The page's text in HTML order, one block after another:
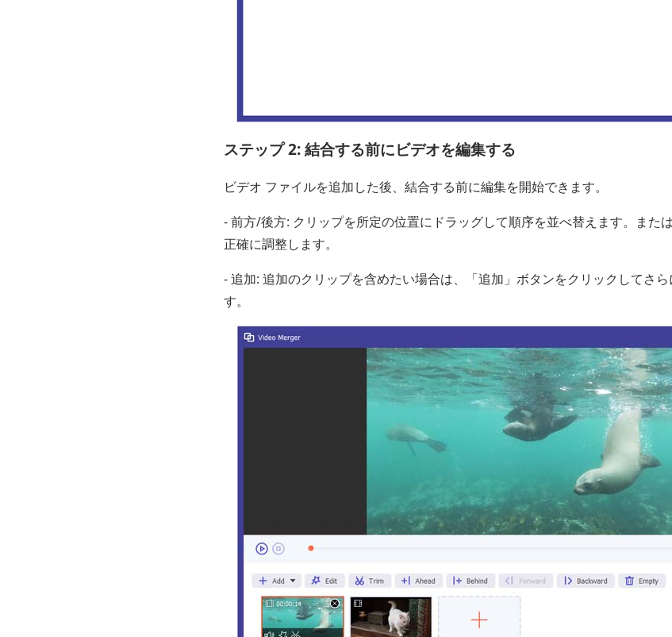
ステップ 2: 結合する前にビデオを編集する
ビデオ ファイルを追加した後、結合する前に編集を開始できます。
- 前方/後方: クリップを所定の位置にドラッグして順序を並べ替えます。また
正確に調整します。
- 追加: 追加のクリップを含めたい場合は、「追加」ボタンをクリックしてさ
す。